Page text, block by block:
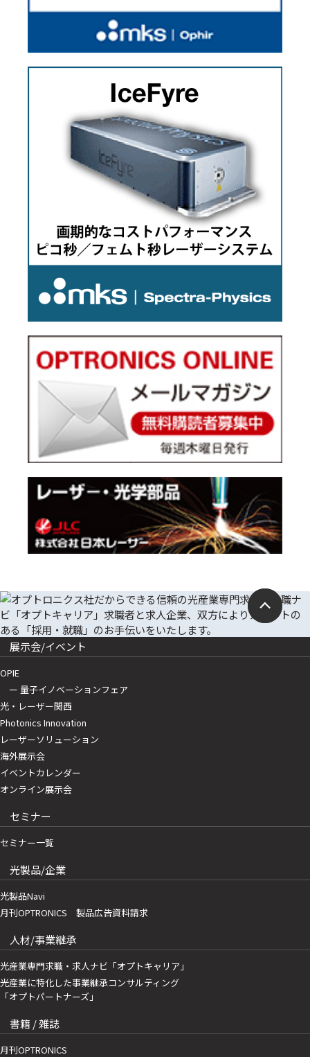
展示会/イベント
OPIE
ー 量子イノベーションフェア
光・レーザー関西
Photonics Innovation
レーザーソリューション
海外展示会
イベントカレンダー
オンライン展示会
セミナー
セミナー一覧
光製品/企業
光製品Navi
月刊OPTRONICS 製品広告資料請求
人材/事業継承
光産業専門求職・求人ナビ「オプトキャリア」
光産業に特化した事業継承コンサルティング
「オプトパートナーズ」
書籍 / 雑誌
月刊OPTRONICS